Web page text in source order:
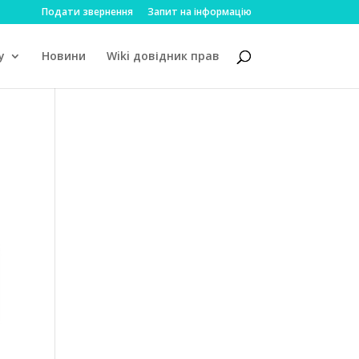
Подати звернення Запит на інформацію
Новини Wiki довідник прав